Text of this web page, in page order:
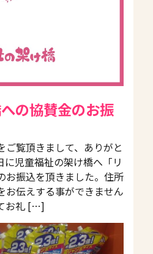
の協賛金のお振
ご覧頂きまして、ありがと
に児童福祉の架け橋へ「リ
お振込を頂きました。住所
お伝えする事ができません
お礼 […]